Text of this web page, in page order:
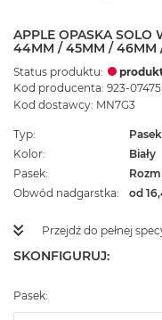
APPLE OPASKA SOLO
44MM / 45MM / 46MM
Status produktu:
Kod producenta: 923-07475
Kod dostawcy: MN7G3
Typ
Kolor
Biały
Pasek
Obwód nadgarstka
od
Przejdź do pełnej
SKONFIGURUJ:
Pasek: